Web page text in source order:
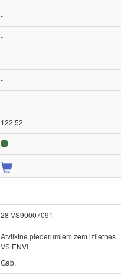
-
-
-
-
-
122.52
28-VS90007091
Atvilktne piederumiem zem izlietnes
VS ENVI
Gab.